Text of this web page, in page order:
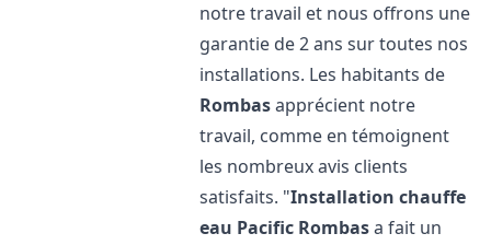
notre travail et nous offrons une
garantie de 2 ans sur toutes nos
installations. Les habitants de
Rombasapprécient notre
travail, comme en témoignent
les nombreux avis clients
satisfaits. "Installation chauffe
eau Pacific Rombasa fait un